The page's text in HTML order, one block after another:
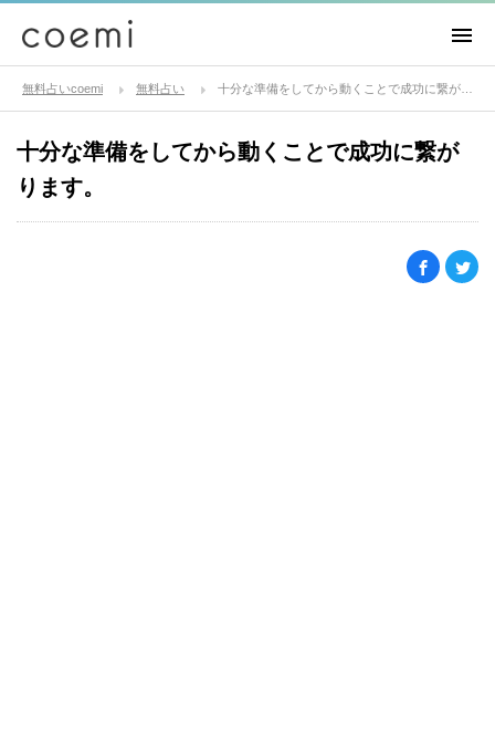
無料占いcoemi 無料占い
十分な準備をしてから動くことで成功に繋が
ります。